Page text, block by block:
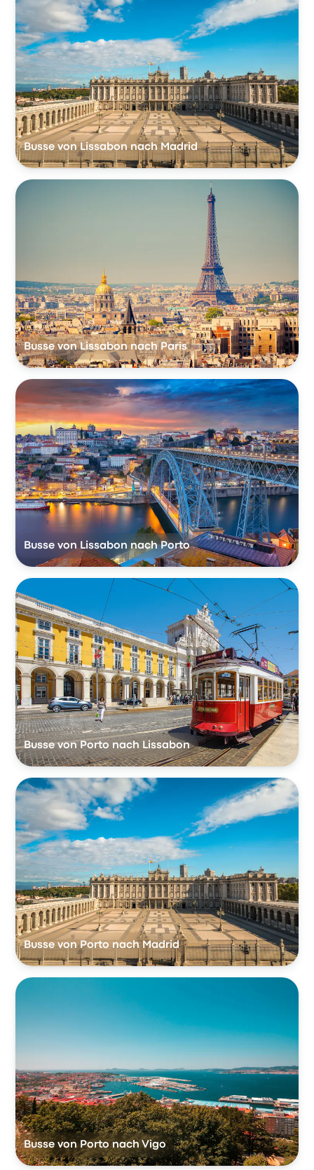
Busse von Lissabon nach Madrid
Busse von Lissabon nach Paris
Busse von Lissabon nach Porto
Busse von Porto nach Lissabon
Busse von Porto nach Madrid
Busse von Porto nach Vigo